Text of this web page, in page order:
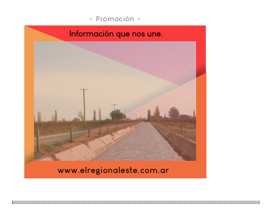
- Promoción -